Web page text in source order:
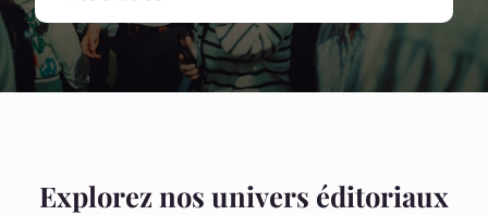
Explorez nos univers éditoriaux